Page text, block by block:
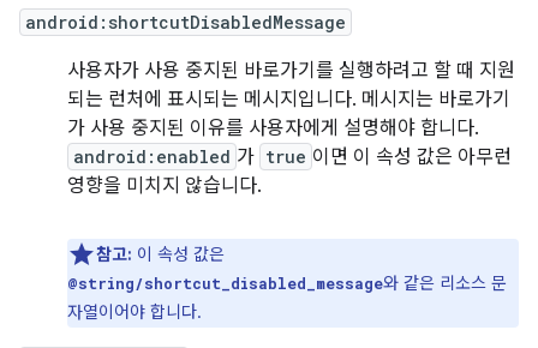
android:shortcutDisabledMessage
사용자가 사용 중지된 바로가기를 실행하려고 할 때 지원
되는 런처에 표시되는 메시지입니다. 메시지는 바로가기
가 사용 중지된 이유를 사용자에게 설명해야 합니다.
android:enabled 가 true 이면 이 속성 값은 아무런
영향을 미치지 않습니다.
참고: 이 속성 값은
@string/shortcut_disabled_message와 같은 리소스 문
자열이어야 합니다.